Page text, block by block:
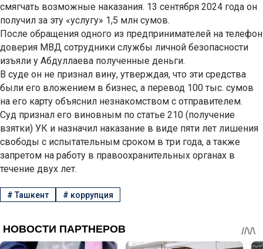
смягчать возможные наказания. 13 сентября 2024 года он
получил за эту «услугу» 1,5 млн сумов.
После обращения одного из предпринимателей на телефон
доверия МВД сотрудники службы личной безопасности
изъяли у Абдуллаева полученные деньги.
В суде он не признал вину, утверждая, что эти средства
были его вложением в бизнес, а перевод 100 тыс. сумов
на его карту объяснил незнакомством с отправителем.
Суд признал его виновным по статье 210 (получение
взятки) УК и назначил наказание в виде пяти лет лишения
свободы с испытательным сроком в три года, а также
запретом на работу в правоохранительных органах в
течение двух лет.
#Ташкент # коррупция